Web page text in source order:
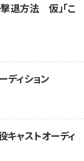
退方法 仮」「こ
ディション
キャストオーディ